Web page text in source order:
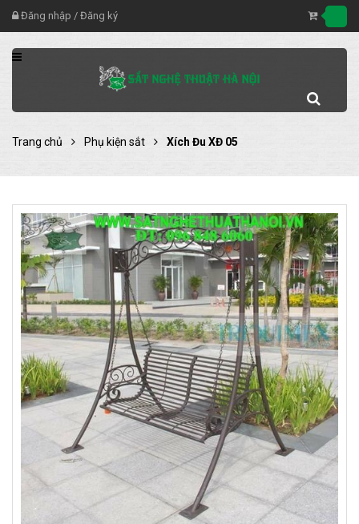
Đăng nhập / Đăng ký
Trang chủ Phụ kiện sắt Xích Đu XĐ 05